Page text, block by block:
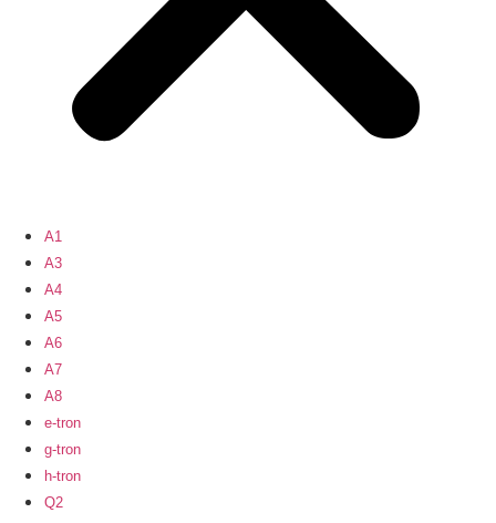
A1
A3
A4
A5
A6
A7
A8
e-tron
g-tron
h-tron
Q2